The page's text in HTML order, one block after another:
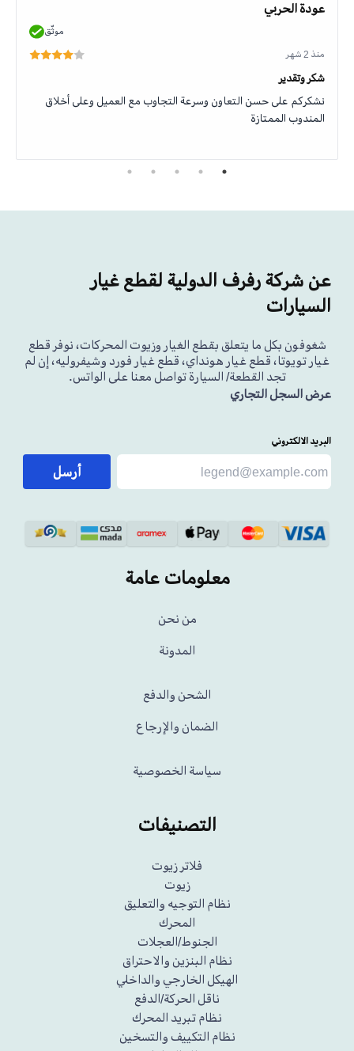
عودة الحربي
موثّق
منذ 2 شهر
شكر وتقدير
نشكركم على حسن التعاون وسرعة التجاوب مع العميل وعلى أخلاق
المندوب الممتازة
عن شركة رفرف الدولية لقطع غيار
السيارات
شغوفون بكل ما يتعلق بقطع الغيار وزيوت المحركات، نوفر قطع
غيار تويوتا، قطع غيار هونداي، قطع غيار فورد وشيفروليه، إن لم
تجد القطعة/ السيارة تواصل معنا على الواتس.
عرض السجل التجاري
البريد الالكتروني
أرسل
معلومات عامة
من نحن
المدونة
الشحن والدفع
الضمان والإرجاع
سياسة الخصوصية
التصنيفات
فلاتر زيوت
زيوت
نظام التوجيه والتعليق
المحرك
الجنوط/العجلات
نظام البنزين والاحتراق
الهيكل الخارجي والداخلي
ناقل الحركة/الدفع
نظام تبريد المحرك
نظام التكييف والتسخين